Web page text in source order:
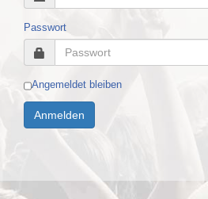
uns
an!
On
Tour
Partner
Warenkorb
RoofTop
Venues/Termine
Passwort
Angemeldet bleiben
Anmelden